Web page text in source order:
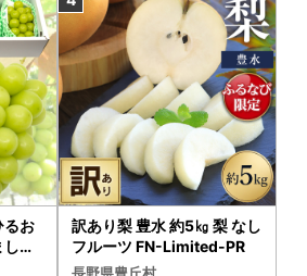
お
た
予
訳あり梨 豊水 約5㎏ 梨 なし
フルーツ FN-Limited-PR